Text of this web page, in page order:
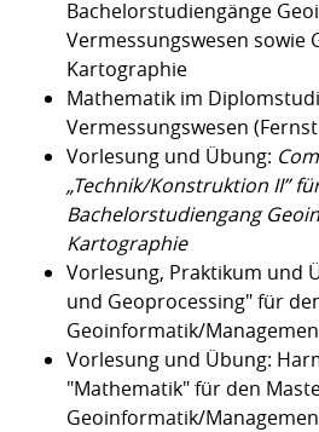
Bachelorstudiengänge
Vermessungswesen sowie
Kartographie
Mathematik im
Vermessungswesen
Vorlesung und Übung:
„Technik/Konstruktion II”
Bachelorstudiengang
Kartographie
Vorlesung, Praktikum und
und Geoprocessing" für
Geoinformatik/
Vorlesung und Übung:
"Mathematik" für den
Geoinformatik/